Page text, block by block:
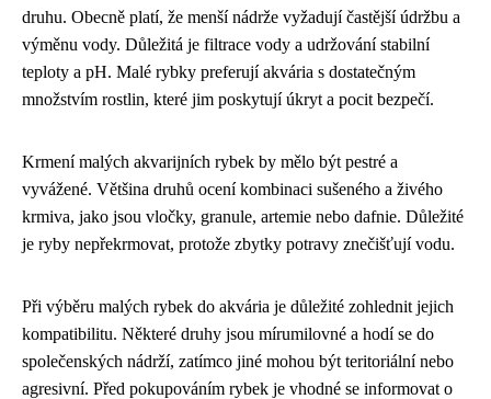
druhu. Obecně platí, že menší nádrže vyžadují častější údržbu a
výměnu vody. Důležitá je filtrace vody a udržování stabilní
teploty a pH. Malé rybky preferují akvária s dostatečným
množstvím rostlin, které jim poskytují úkryt a pocit bezpečí.
Krmení malých akvarijních rybek by mělo být pestré a
vyvážené. Většina druhů ocení kombinaci sušeného a živého
krmiva, jako jsou vločky, granule, artemie nebo dafnie. Důležité
je ryby nepřekrmovat, protože zbytky potravy znečišťují vodu.
Při výběru malých rybek do akvária je důležité zohlednit jejich
kompatibilitu. Některé druhy jsou mírumilovné a hodí se do
společenských nádrží, zatímco jiné mohou být teritoriální nebo
agresivní. Před pokupováním rybek je vhodné se informovat o